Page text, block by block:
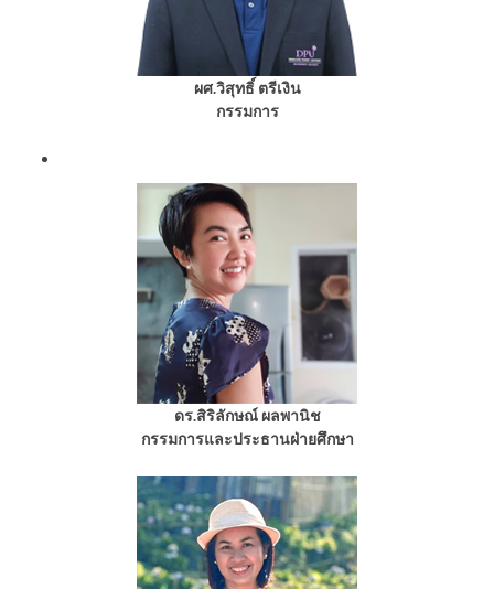
ผศ.วิสุทธิ์ ตรีเงิน
กรรมการ
ดร.สิริลักษณ์ ผลพานิช
กรรมการและประธานฝ่ายศึกษา